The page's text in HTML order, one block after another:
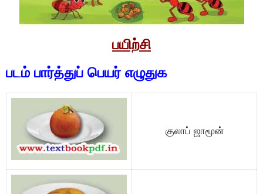
பயிற்சி
படம் பார்த்துப் பெயர் எழுதுக
குலாப் ஜாமூன்